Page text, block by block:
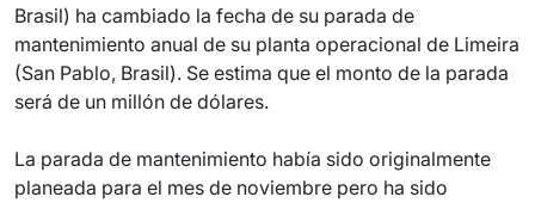
Brasil) ha cambiado la fecha de su parada de
mantenimiento anual de su planta operacional de Limeira
(San Pablo, Brasil). Se estima que el monto de la parada
será de un millón de dólares.
La parada de mantenimiento había sido originalmente
planeada para el mes de noviembre pero ha sido